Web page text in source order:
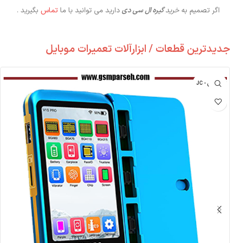
اگر تصمیم بهخریدگیره ال سی دیدارید می توانید با ماتماس بگیرید .
جدیدترین قطعات / ابزارآلات تعمیرات موبایل
جی سی - JC